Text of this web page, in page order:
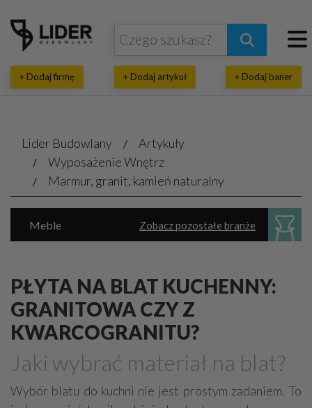
+ Dodaj firmę + Dodaj artykuł + Dodaj baner
Lider Budowlany
Artykuły
Wyposażenie Wnętrz
Marmur, granit, kamień naturalny
Zobacz pozostałe branże
Meble
Sanitarne akcesoria, urządzenia
Marmur, granit, kamień naturalny
Meble - okucia, akcesoria
Plisy, rolety, żaluzje
Kominki
Schody, akcesoria
Stolarka otworowa - okucia, akcesoria
PŁYTA NA BLAT KUCHENNY:
GRANITOWA CZY Z
KWARCOGRANITU?
Jaki wybrać materiał na blat?
Wybór blatu do kuchni nie jest prostym zadaniem. To